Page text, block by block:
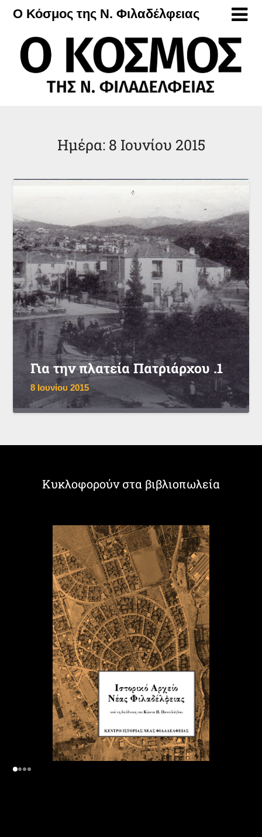
Μετάβαση
περιεχόμενο
Ο Κόσμος της Ν. Φιλαδέλφειας
Ημέρα: 8 Ιουνίου 2015
Για την πλατεία Πατριάρχου .1
8 Ιουνίου 2015
Κυκλοφορούν στα βιβλιοπωλεία